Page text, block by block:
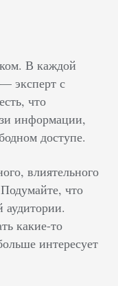
В каждой
эксперт с
что
информации,
доступе.
влиятельного
что
аудитории.
какие-то
интересует